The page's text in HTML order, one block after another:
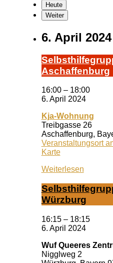
Heute
Weiter
6. April 2024
A­schaf­fen­burg
16:00 – 18:00
6. April 2024
Kja-Wohnung
Treibgasse 26
Aschaffenburg,
Veranstaltungsort
KarteKja-
Weiterlesen
Würz­burg
16:15 – 18:15
6. April 2024
Wuf Queeres
Nigglweg 2